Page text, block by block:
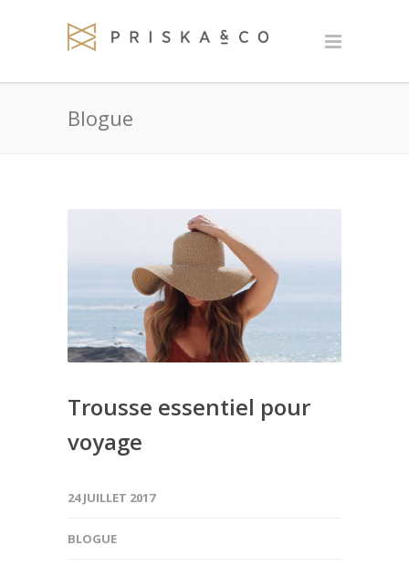
Blogue
Trousse essentiel pour
voyage
24 JUILLET 2017
BLOGUE